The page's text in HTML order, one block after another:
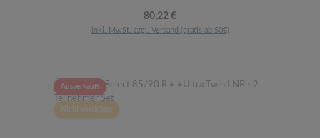
Regulärer Preis:
80,22 €
inkl. MwSt. zzgl. Versand (gratis ab 50€)
Ausverkauft
Nicht vorrätiges